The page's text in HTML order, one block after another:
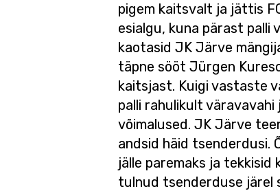
pigem kaitsvalt ja jättis
esialgu, kuna pärast palli
kaotasid JK Järve
täpne sööt Jürgen
kaitsjast. Kuigi vastaste
palli rahulikult väravavahi
võimalused. JK Järve
andsid häid tsenderdusi.
jälle paremaks ja tekkisid
tulnud tsenderduse järel